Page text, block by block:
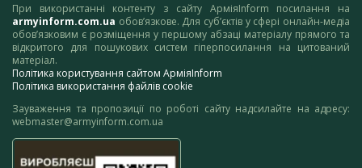
При використанні контенту з сайту АрміяInform посилання на
armyinform.com.ua обов’язкове. Для суб’єктів у сфері онлайн-медіа
обов’язковим є розміщення у першому абзаці матеріалу прямого та
відкритого для пошукових систем гіперпосилання на цитований
матеріал.
Політика користування сайтом АрміяInform
Політика використання файлів cookie
Зауваження та пропозиції по роботі сайту надсилайте на адресу:
webmaster@armyinform.com.ua